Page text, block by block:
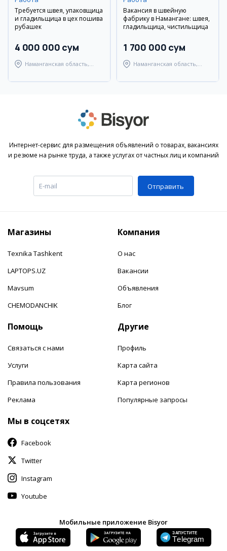
Требуется швея, упаковщица
и гладильщица в цех пошива
рубашек
4 000 000 сум
Наманганская область,
Вакансия в швейную
фабрику в Намангане: швея,
гладильщица, чистильщица
1 700 000 сум
Наманганская область,
Интернет-сервис для размещения объявлений о товарах, вакансиях
и резюме на рынке труда, а также услугах от частных лиц и компаний
Отправить
Магазины
Texnika Tashkent
LAPTOPS.UZ
Mavsum
CHEMODANCHIK
Компания
О нас
Вакансии
Объявления
Блог
Помощь
Связаться с нами
Услуги
Правила пользования
Реклама
Другие
Профиль
Карта сайта
Карта регионов
Популярные запросы
Мы в соцсетях
Facebook
Twitter
Instagram
Youtube
Мобильные приложение Bisyor